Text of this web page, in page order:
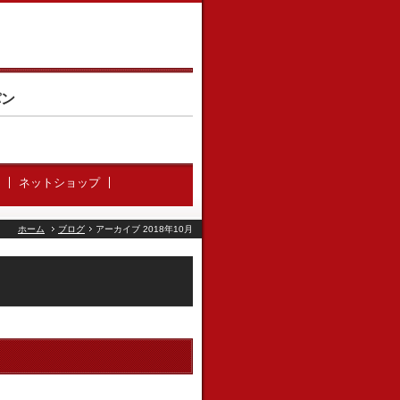
ネットショップ
ホーム ブログ アーカイブ 2018年10月